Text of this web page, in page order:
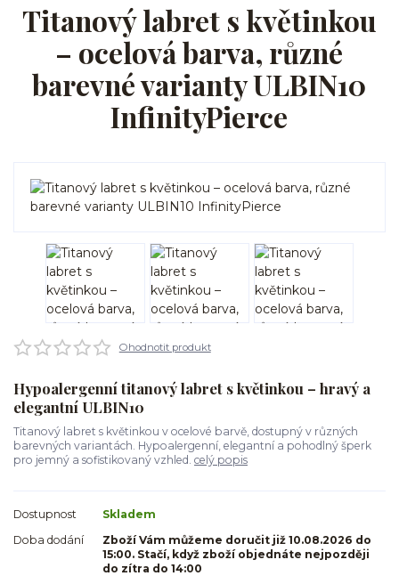
Titanový labret s květinkou
– ocelová barva, různé
barevné varianty ULBIN10
InfinityPierce
Ohodnotit produkt
Hypoalergenní titanový labret s květinkou – hravý a
elegantní ULBIN10
Titanový labret s květinkou v ocelové barvě, dostupný v různých
barevných variantách. Hypoalergenní, elegantní a pohodlný šperk
pro jemný a sofistikovaný vzhled. celý popis
Dostupnost
Skladem
Doba dodání
Zboží Vám můžeme doručit již 10.08.2026 do
15:00. Stačí, když zboží objednáte nejpozději
do zítra do 14:00